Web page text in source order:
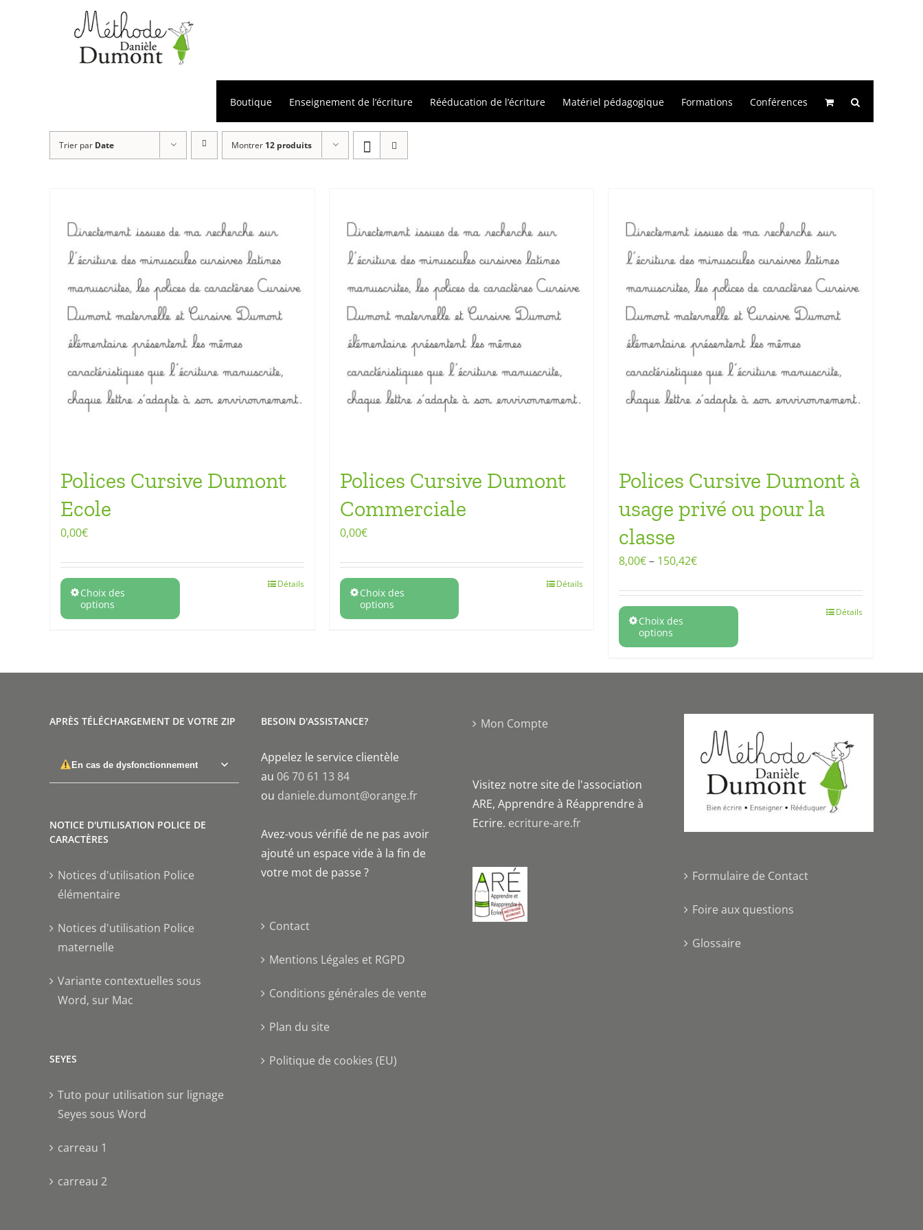
Boutique Enseignement de l’écriture Rééducation de l’écriture Matériel pédagogique Formations Conférences
Trier par Date Montrer 12 produits
Polices Cursive Dumont
Ecole
0,00€
Choix des
options
Détails
Polices Cursive Dumont
Commerciale
0,00€
Choix des
options
Détails
Polices Cursive Dumont à
usage privé ou pour la
classe
8,00€– 150,42€
Choix des
options
Détails
APRÈS TÉLÉCHARGEMENT DE VOTRE ZIP
En cas de dysfonctionnement
NOTICE D'UTILISATION POLICE DE
CARACTÈRES
Notices d'utilisation Police
élémentaire
Notices d'utilisation Police
maternelle
Variante contextuelles sous
Word, sur Mac
SEYES
Tuto pour utilisation sur lignage
Seyes sous Word
carreau 1
carreau 2
BESOIN D'ASSISTANCE?
Appelez le service clientèle
au 06 70 61 13 84
ou daniele.dumont@orange.fr
Avez-vous vérifié de ne pas avoir
ajouté un espace vide à la fin de
votre mot de passe ?
Contact
Mentions Légales et RGPD
Conditions générales de vente
Plan du site
Politique de cookies (EU)
Mon Compte
Visitez notre site de l'association
ARE, Apprendre à Réapprendre à
Ecrire. ecriture-are.fr
Formulaire de Contact
Foire aux questions
Glossaire